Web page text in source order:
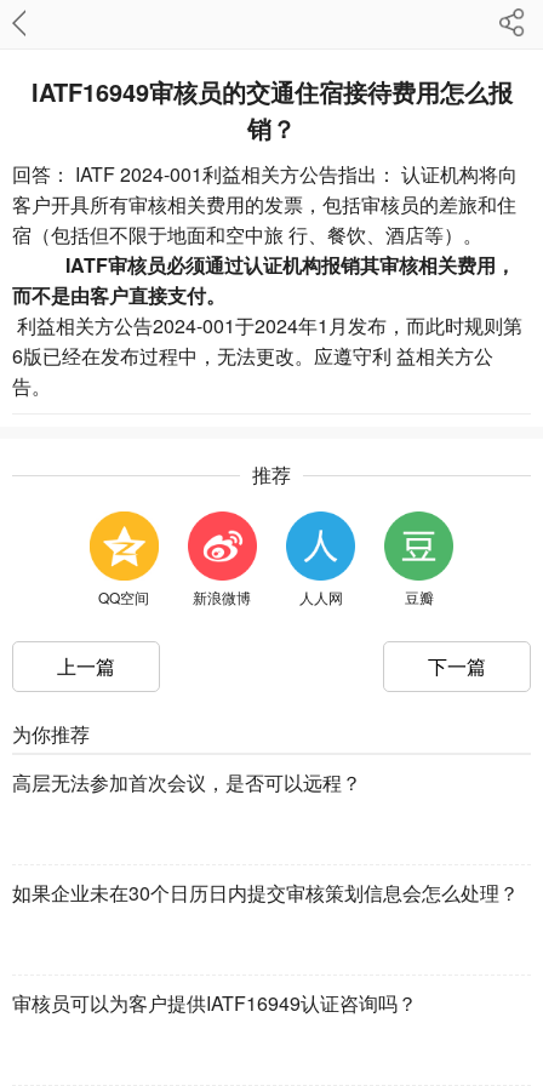
IATF16949审核员的交通住宿接待费用怎么报
销？
回答： IATF 2024-001利益相关方公告指出： 认证机构将向
客户开具所有审核相关费用的发票，包括审核员的差旅和住
宿（包括但不限于地面和空中旅 行、餐饮、酒店等）。
IATF审核员必须通过认证机构报销其审核相关费用，
而不是由客户直接支付。
利益相关方公告2024-001于2024年1月发布，而此时规则第
6版已经在发布过程中，无法更改。应遵守利 益相关方公
告。
推荐
QQ空间 新浪微博 人人网 豆瓣
上一篇 下一篇
为你推荐
高层无法参加首次会议，是否可以远程？
如果企业未在30个日历日内提交审核策划信息会怎么处理？
审核员可以为客户提供IATF16949认证咨询吗？